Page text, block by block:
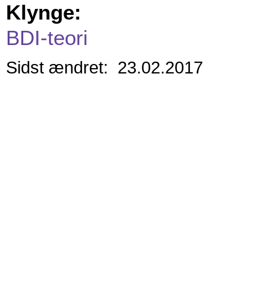
Klynge:
BDI-teori
Sidst ændret: 23.02.2017